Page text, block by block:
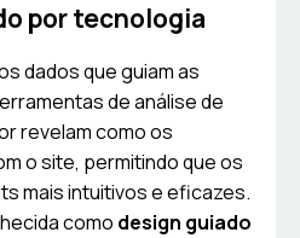
por tecnologia
dados que guiam as
de análise de
revelam como os
o site, permitindo que os
mais intuitivos e eficazes.
como design guiado